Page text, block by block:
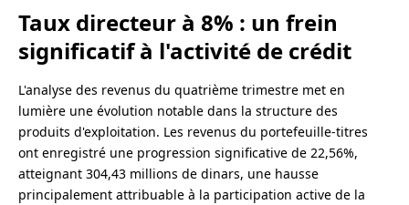
Taux directeur à 8% : un frein
significatif à l'activité de crédit
L'analyse des revenus du quatrième trimestre met en
lumière une évolution notable dans la structure des
produits d'exploitation. Les revenus du portefeuille-titres
ont enregistré une progression significative de 22,56%,
atteignant 304,43 millions de dinars, une hausse
principalement attribuable à la participation active de la